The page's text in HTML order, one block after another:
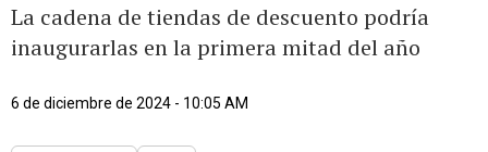
La cadena de tiendas de descuento podría
inaugurarlas en la primera mitad del año
6 de diciembre de 2024 - 10:05 AM